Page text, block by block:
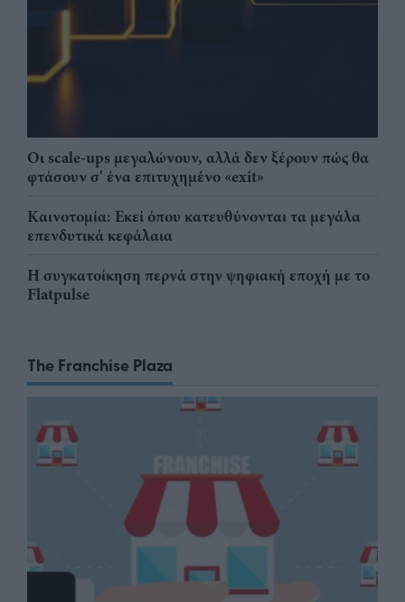
Οι scale-ups μεγαλώνουν, αλλά δεν ξέρουν πώς θα
φτάσουν σ' ένα επιτυχημένο «exit»
Καινοτομία: Εκεί όπου κατευθύνονται τα μεγάλα
επενδυτικά κεφάλαια
Η συγκατοίκηση περνά στην ψηφιακή εποχή με το
Flatpulse
The Franchise Plaza